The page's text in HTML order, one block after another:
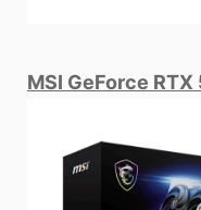
MSI GeForce RTX